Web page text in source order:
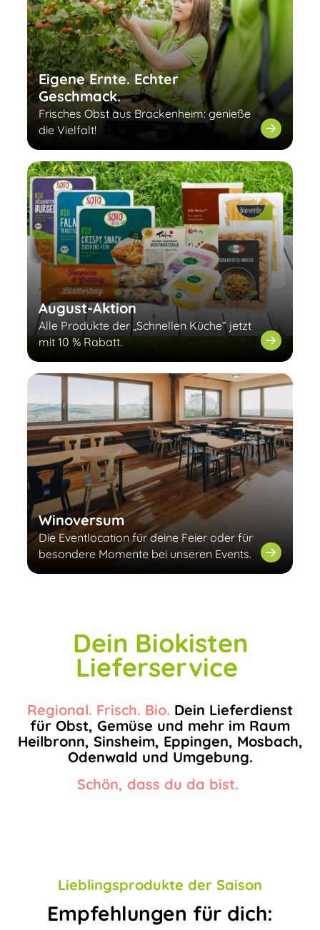
Eigene Ernte. Echter
Geschmack.
Frisches Obst aus Brackenheim: genieße
die Vielfalt!
August-Aktion
Alle Produkte der „Schnellen Küche“ jetzt
mit 10 % Rabatt.
Winoversum
Die Eventlocation für deine Feier oder für
besondere Momente bei unseren Events.
Dein Biokisten
Lieferservice
Regional. Frisch. Bio. Dein Lieferdienst
für Obst, Gemüse und mehr im Raum
Heilbronn, Sinsheim, Eppingen, Mosbach,
Odenwald und Umgebung.
Schön, dass du da bist.
Lieblingsprodukte der Saison
Empfehlungen für dich: